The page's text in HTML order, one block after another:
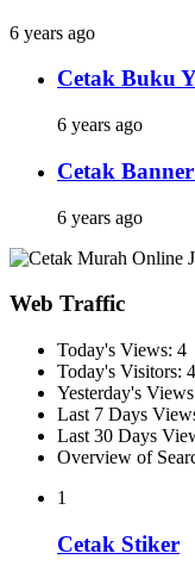
6 years ago
Cetak Buku
6 years ago
Cetak
6 years ago
Web Traffic
Today's Views: 4
Today's Visitors: 4
Yesterday's
Last 7 Days
Last 30 Days
Overview of
1
Cetak Stiker